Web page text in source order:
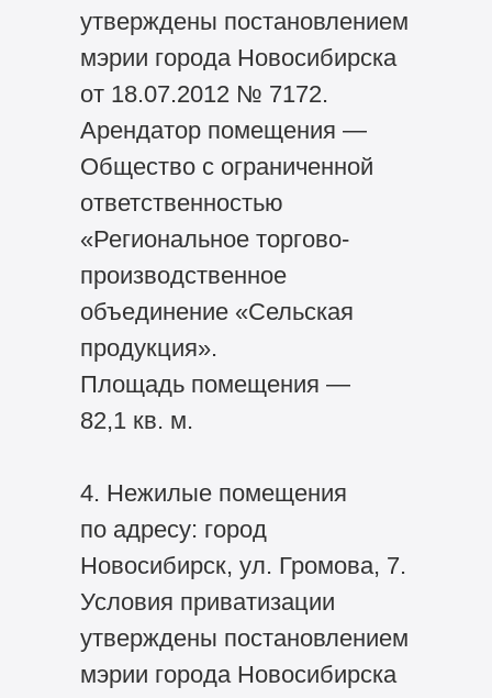
утверждены постановлением
мэрии города Новосибирска
от 18.07.2012 № 7172.
Арендатор помещения —
Общество с ограниченной
ответственностью
«Региональное торгово-
производственное
объединение «Сельская
продукция».
Площадь помещения —
82,1 кв. м.
4. Нежилые помещения
по адресу: город
Новосибирск, ул. Громова, 7.
Условия приватизации
утверждены постановлением
мэрии города Новосибирска